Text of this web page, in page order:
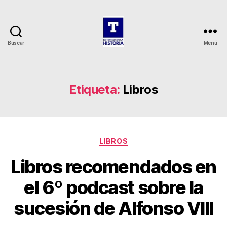
Buscar
la
Historia
Menú
Etiqueta: Libros
Categorías
LIBROS
Libros recomendados en
el 6º podcast sobre la
sucesión de Alfonso VIII